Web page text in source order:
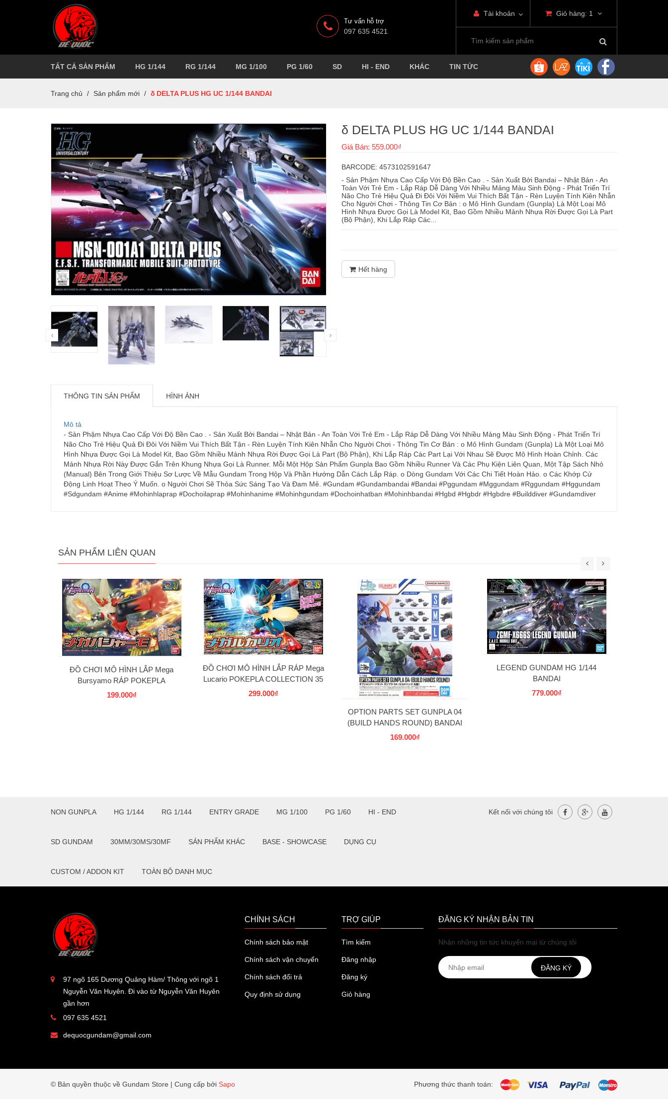
Tài khoản Giỏ hàng: 1
Tư vấn hỗ trợ
097 635 4521
TẤT CẢ SẢN PHẨM HG 1/144 RG 1/144 MG 1/100 PG 1/60 SD HI - END KHÁC TIN TỨC
Trang chủ / Sản phẩm mới / δ DELTA PLUS HG UC 1/144 BANDAI
δ DELTA PLUS HG UC 1/144 BANDAI
Giá Bán: 559.000₫
BARCODE: 4573102591647
- Sản Phậm Nhựa Cao Cấp Với Độ Bền Cao . - Sản Xuất Bởi Bandai – Nhật Bản - An
Toàn Với Trẻ Em - Lắp Ráp Dễ Dàng Với Nhiều Mảng Màu Sinh Động - Phát Triển Trí
Não Cho Trẻ Hiệu Quả Đi Đôi Với Niềm Vui Thích Bất Tận - Rèn Luyện Tính Kiên Nhẫn
Cho Người Chơi - Thông Tin Cơ Bản : o Mô Hình Gundam (Gunpla) Là Một Loại Mô
Hình Nhựa Được Gọi Là Model Kit, Bao Gồm Nhiều Mảnh Nhựa Rời Được Gọi Là Part
(Bộ Phận), Khi Lắp Ráp Các...
Hết hàng
THÔNG TIN SẢN PHẨM HÌNH ẢNH
Mô tả
- Sản Phậm Nhựa Cao Cấp Với Độ Bền Cao . - Sản Xuất Bởi Bandai – Nhật Bản - An Toàn Với Trẻ Em - Lắp Ráp Dễ Dàng Với Nhiều Mảng Màu Sinh Động - Phát Triển Trí
Não Cho Trẻ Hiệu Quả Đi Đôi Với Niềm Vui Thích Bất Tận - Rèn Luyện Tính Kiên Nhẫn Cho Người Chơi - Thông Tin Cơ Bản : o Mô Hình Gundam (Gunpla) Là Một Loại Mô
Hình Nhựa Được Gọi Là Model Kit, Bao Gồm Nhiều Mảnh Nhựa Rời Được Gọi Là Part (Bộ Phận), Khi Lắp Ráp Các Part Lại Với Nhau Sẽ Được Mô Hình Hoàn Chỉnh. Các
Mảnh Nhựa Rời Này Được Gắn Trên Khung Nhựa Gọi Là Runner. Mỗi Một Hộp Sản Phẩm Gunpla Bao Gồm Nhiều Runner Và Các Phụ Kiện Liên Quan, Một Tập Sách Nhỏ
(Manual) Bên Trong Giới Thiệu Sơ Lược Về Mẫu Gundam Trong Hộp Và Phần Hướng Dẫn Cách Lắp Ráp. o Dòng Gundam Với Các Chi Tiết Hoàn Hảo. o Các Khớp Cử
Động Linh Hoạt Theo Ý Muốn. o Người Chơi Sẽ Thỏa Sức Sáng Tạo Và Đam Mê. #Gundam #Gundambandai #Bandai #Pggundam #Mggundam #Rggundam #Hggundam
#Sdgundam #Anime #Mohinhlaprap #Dochoilaprap #Mohinhanime #Mohinhgundam #Dochoinhatban #Mohinhbandai #Hgbd #Hgbdr #Hgbdre #Builddiver #Gundamdiver
SẢN PHẨM LIÊN QUAN
ĐỒ CHƠI MÔ HÌNH LẮP Mega
Bursyamo RÁP POKEPLA
COLLECTION 37 SELECT SERIES
199.000₫
ĐỒ CHƠI MÔ HÌNH LẮP RÁP Mega
Lucario POKEPLA COLLECTION 35
SELECT SERIES BANDAI
299.000₫
OPTION PARTS SET GUNPLA 04
(BUILD HANDS ROUND) BANDAI
169.000₫
LEGEND GUNDAM HG 1/144
BANDAI
779.000₫
NON GUNPLA HG 1/144 RG 1/144 ENTRY GRADE MG 1/100 PG 1/60 HI - END
SD GUNDAM 30MM/30MS/30MF SẢN PHẨM KHÁC BASE - SHOWCASE DỤNG CỤ
CUSTOM / ADDON KIT TOÀN BỘ DANH MỤC
Kết nối với chúng tôi
97 ngõ 165 Dương Quảng Hàm/ Thông với ngõ 1
Nguyễn Văn Huyên. Đi vào từ Nguyễn Văn Huyên
gần hơn
097 635 4521
dequocgundam@gmail.com
CHÍNH SÁCH
Chính sách bảo mật
Chính sách vận chuyển
Chính sách đổi trả
Quy định sử dụng
TRỢ GIÚP
Tìm kiếm
Đăng nhập
Đăng ký
Giỏ hàng
ĐĂNG KÝ NHẬN BẢN TIN
Nhận những tin tức khuyến mại từ chúng tôi
ĐĂNG KÝ
© Bản quyền thuộc về Gundam Store | Cung cấp bởi Sapo Phương thức thanh toán: